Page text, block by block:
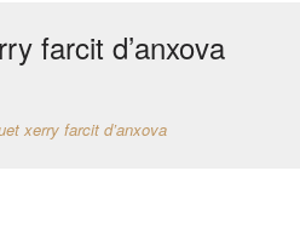
farcit d’anxova
xerry farcit d’anxova